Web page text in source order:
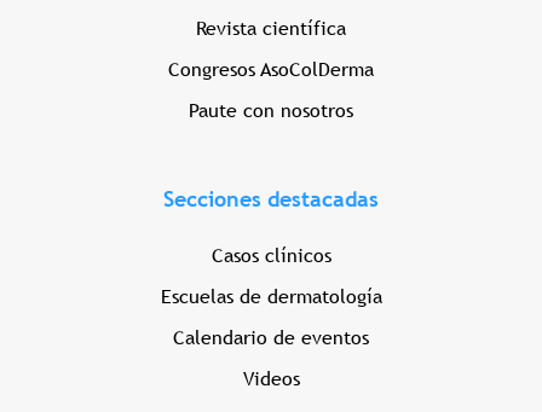
Revista científica
Congresos AsoColDerma
Paute con nosotros
Secciones destacadas
Casos clínicos
Escuelas de dermatología
Calendario de eventos
Videos